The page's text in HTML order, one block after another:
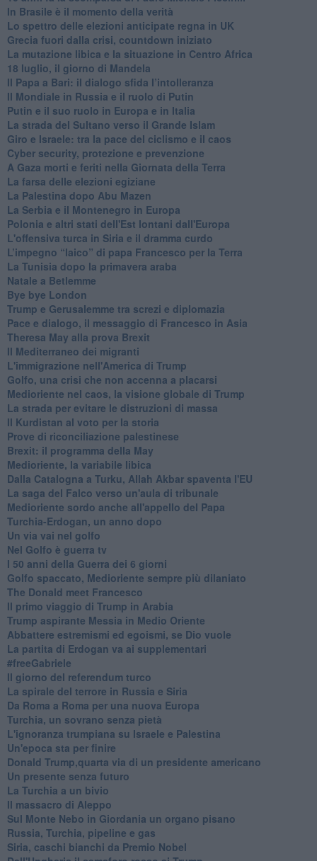
In Brasile è il momento della verità
Lo spettro delle elezioni anticipate regna in UK
Grecia fuori dalla crisi, countdown iniziato
La mutazione libica e la situazione in Centro Africa
18 luglio, il giorno di Mandela
Il Papa a Bari: il dialogo sfida l’intolleranza
Il Mondiale in Russia e il ruolo di Putin
Putin e il suo ruolo in Europa e in Italia
La strada del Sultano verso il Grande Islam
Giro e Israele: tra la pace del ciclismo e il caos
Cyber security, protezione e prevenzione
A Gaza morti e feriti nella Giornata della Terra
La farsa delle elezioni egiziane
La Palestina dopo Abu Mazen
La Serbia e il Montenegro in Europa
Polonia e altri stati dell'Est lontani dall'Europa
L'offensiva turca in Siria e il dramma curdo
L’impegno “laico” di papa Francesco per la Terra
La Tunisia dopo la primavera araba
Natale a Betlemme
Bye bye London
Trump e Gerusalemme tra screzi e diplomazia
Pace e dialogo, il messaggio di Francesco in Asia
Theresa May alla prova Brexit
Il Mediterraneo dei migranti
L'immigrazione nell'America di Trump
Golfo, una crisi che non accenna a placarsi
Medioriente nel caos, la visione globale di Trump
La strada per evitare le distruzioni di massa
Il Kurdistan al voto per la storia
Prove di riconciliazione palestinese
Brexit: il programma della May
Medioriente, la variabile libica
Dalla Catalogna a Turku, Allah Akbar spaventa l'EU
La saga del Falco verso un'aula di tribunale
Medioriente sordo anche all'appello del Papa
Turchia-Erdogan, un anno dopo
Un via vai nel golfo
Nel Golfo è guerra tv
I 50 anni della Guerra dei 6 giorni
Golfo spaccato, Medioriente sempre più dilaniato
The Donald meet Francesco
Il primo viaggio di Trump in Arabia
Trump aspirante Messia in Medio Oriente
Abbattere estremismi ed egoismi, se Dio vuole
La partita di Erdogan va ai supplementari
#freeGabriele
Il giorno del referendum turco
La spirale del terrore in Russia e Siria
Da Roma a Roma per una nuova Europa
Turchia, un sovrano senza pietà
L'ignoranza trumpiana su Israele e Palestina
Un'epoca sta per finire
Donald Trump,quarta via di un presidente americano
Un presente senza futuro
La Turchia a un bivio
Il massacro di Aleppo
Sul Monte Nebo in Giordania un organo pisano
Russia, Turchia, pipeline e gas
Siria, caschi bianchi da Premio Nobel